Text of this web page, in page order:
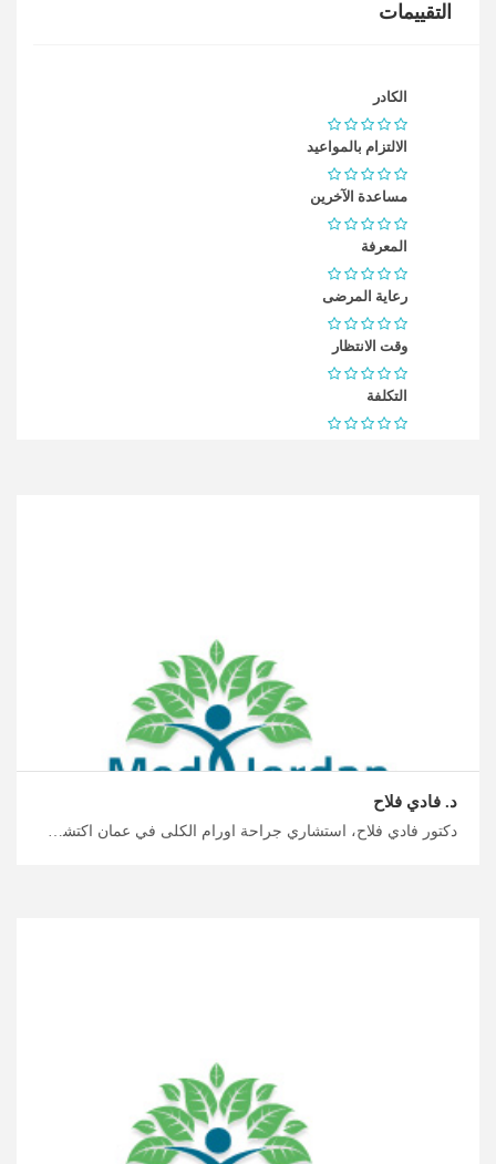
التقييمات
الكادر
الالتزام بالمواعيد
مساعدة الآخرين
المعرفة
رعاية المرضى
وقت الانتظار
التكلفة
د. فادي فلاح
دكتور فادي فلاح، استشاري جراحة اورام الكلى في عمان اكتشف السياحة العلاجية في الأردن مع ميدكس الأردن، علاجات وجراحات الكلى والمسالك البولية المبتكرة من امهر أطباء الأردن، خطط لرحلتك العلاجية والاستشفائية الآن